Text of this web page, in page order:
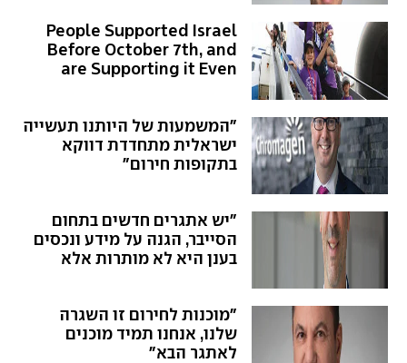
People Supported Israel
Before October 7th, and
are Supporting it Even
"המשמעות של היותנו תעשייה
ישראלית מתחדדת דווקא
בתקופות חירום"
"יש אתגרים חדשים בתחום
הסייבר, הגנה על מידע ונכסים
בענן היא לא מותרות אלא
"מוכנות לחירום זו השגרה
שלנו, אנחנו תמיד מוכנים
לאתגר הבא"